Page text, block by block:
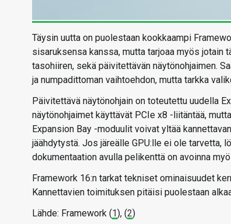
Täysin uutta on puolestaan kookkaampi
sisaruksensa kanssa, mutta tarjoaa myös jotain
tasohiiren, sekä päivitettävän näytönohjaimen.
ja numpadittoman vaihtoehdon, mutta tarkka
Päivitettävä näytönohjain on toteutettu uudella
näytönohjaimet käyttävät PCIe x8 -liitäntää,
Expansion Bay -moduulit voivat yltää
jäähdytystä. Jos järeälle GPU:lle ei ole tarvetta,
dokumentaation avulla pelikenttä on avoinna
Framework 16:n tarkat tekniset ominaisuudet
Kannettavien toimituksen pitäisi puolestaan
Lähde: Framework (1), (2)